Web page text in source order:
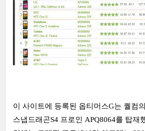
이 사이트에 등록된 옵티머스G는 퀄컴
스냅드래곤S4 프로인 APQ8064를 탑재